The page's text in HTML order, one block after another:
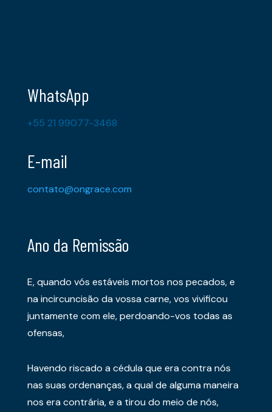
WhatsApp
+55 21 99077-3468
E-mail
contato@ongrace.com
Ano da Remissão
E, quando vós estáveis mortos nos pecados, e
na incircuncisão da vossa carne, vos vivificou
juntamente com ele, perdoando-vos todas as
ofensas,
Havendo riscado a cédula que era contra nós
nas suas ordenanças, a qual de alguma maneira
nos era contrária, e a tirou do meio de nós,